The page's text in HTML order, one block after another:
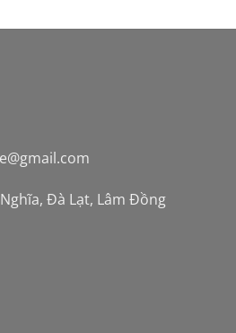
Đà Lạt, Lâm Đồng